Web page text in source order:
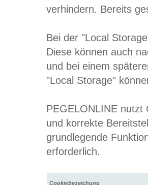
verhindern. Bereits
Bei der "Local
Diese können auch
und bei einem
"Local Storage"
PEGELONLINE nutzt
und korrekte
grundlegende
erforderlich.
Cookiebezeichung